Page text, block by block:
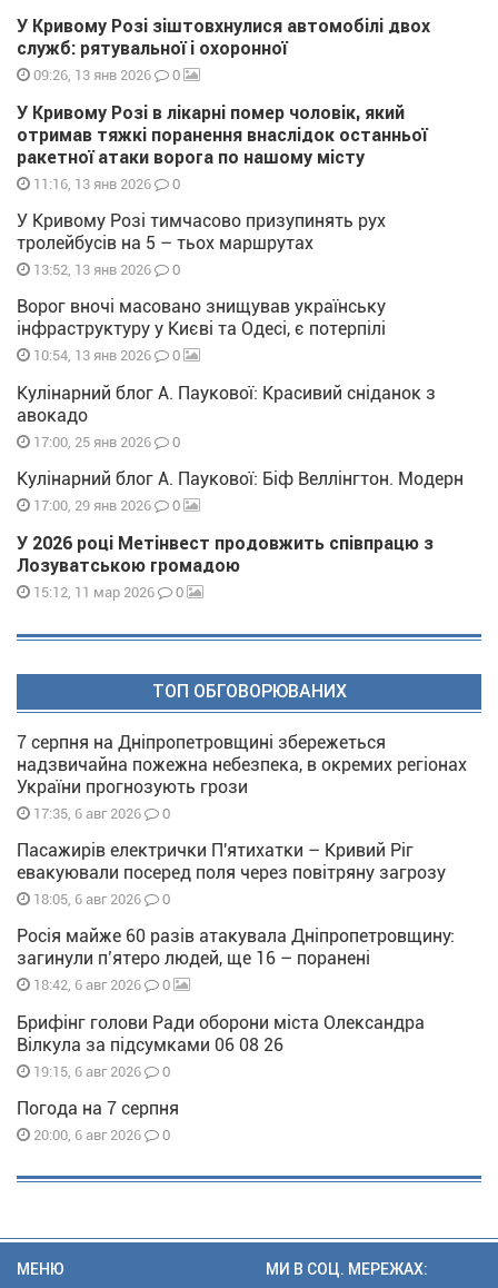
У Кривому Розі зіштовхнулися автомобілі двох
служб: рятувальної і охоронної
09:26, 13 янв 2026 0
У Кривому Розі в лікарні помер чоловік, який
отримав тяжкі поранення внаслідок останньої
ракетної атаки ворога по нашому місту
11:16, 13 янв 2026 0
У Кривому Розі тимчасово призупинять рух
тролейбусів на 5 – тьох маршрутах
13:52, 13 янв 2026 0
Ворог вночі масовано знищував українську
інфраструктуру у Києві та Одесі, є потерпілі
10:54, 13 янв 2026 0
Кулінарний блог А. Паукової: Красивий сніданок з
авокадо
17:00, 25 янв 2026 0
Кулінарний блог А. Паукової: Біф Веллінгтон. Модерн
17:00, 29 янв 2026 0
У 2026 році Метінвест продовжить співпрацю з
Лозуватською громадою
15:12, 11 мар 2026 0
ТОП ОБГОВОРЮВАНИХ
7 серпня на Дніпропетровщині збережеться
надзвичайна пожежна небезпека, в окремих регіонах
України прогнозують грози
17:35, 6 авг 2026 0
Пасажирів електрички П'ятихатки – Кривий Ріг
евакуювали посеред поля через повітряну загрозу
18:05, 6 авг 2026 0
Росія майже 60 разів атакувала Дніпропетровщину:
загинули п’ятеро людей, ще 16 – поранені
18:42, 6 авг 2026 0
Брифінг голови Ради оборони міста Олександра
Вілкула за підсумками 06 08 26
19:15, 6 авг 2026 0
Погода на 7 серпня
20:00, 6 авг 2026 0
МЕНЮ МИ В СОЦ. МЕРЕЖАХ: